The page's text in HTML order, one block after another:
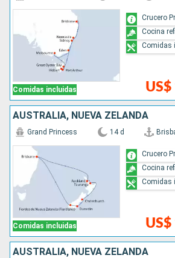
Comidas incluidas US$
Crucero
Cocina
Comidas
AUSTRALIA, NUEVA ZELANDA
Comidas incluidas
Grand Princess 14 d
US$
Crucero
Cocina
Comidas
AUSTRALIA, NUEVA ZELANDA